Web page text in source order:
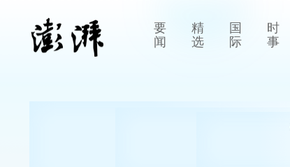
要
闻
精
选
国
际
时
事